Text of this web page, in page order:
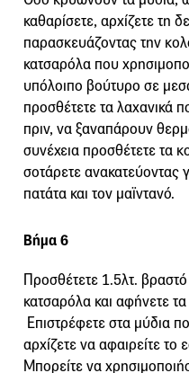
καθαρίσετε, αρχίζετε τη
παρασκευάζοντας την
κατσαρόλα που
υπόλοιπο βούτυρο σε
προσθέτετε τα λαχανικά
πριν, να ξαναπάρουν
συνέχεια προσθέτετε τα
σοτάρετε ανακατεύοντας
πατάτα και τον μαϊντανό.
Βήμα 6
Προσθέτετε 1.5λτ.
κατσαρόλα και αφήνετε
Επιστρέφετε στα μύδια
αρχίζετε να αφαιρείτε
Μπορείτε να